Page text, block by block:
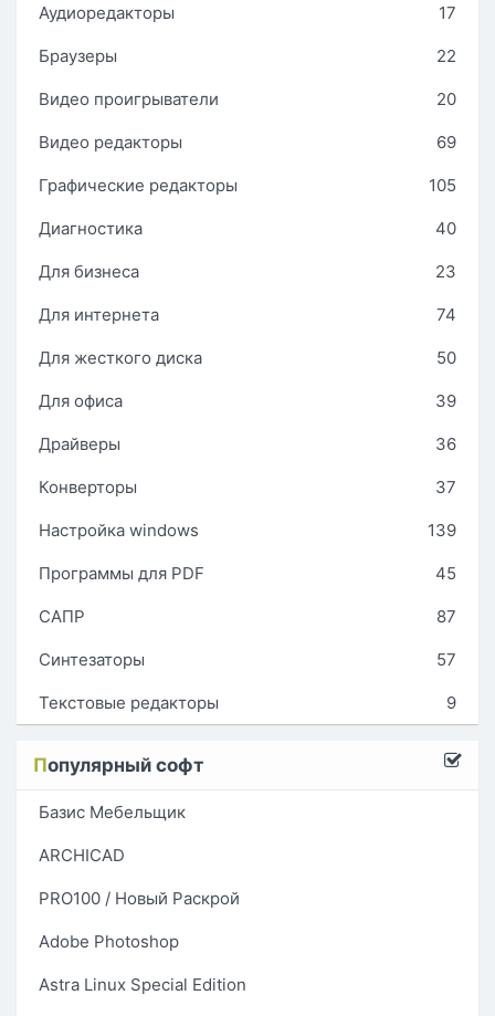
Аудиоредакторы 17
Браузеры 22
Видео проигрыватели 20
Видео редакторы 69
Графические редакторы 105
Диагностика 40
Для бизнеса 23
Для интернета 74
Для жесткого диска 50
Для офиса 39
Драйверы 36
Конверторы 37
Настройка windows 139
Программы для PDF 45
САПР 87
Синтезаторы 57
Текстовые редакторы 9
Популярный софт
Базис Мебельщик
ARCHICAD
PRO100 / Новый Раскрой
Adobe Photoshop
Astra Linux Special Edition